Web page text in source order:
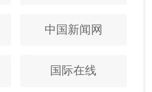
中国新闻网
国际在线